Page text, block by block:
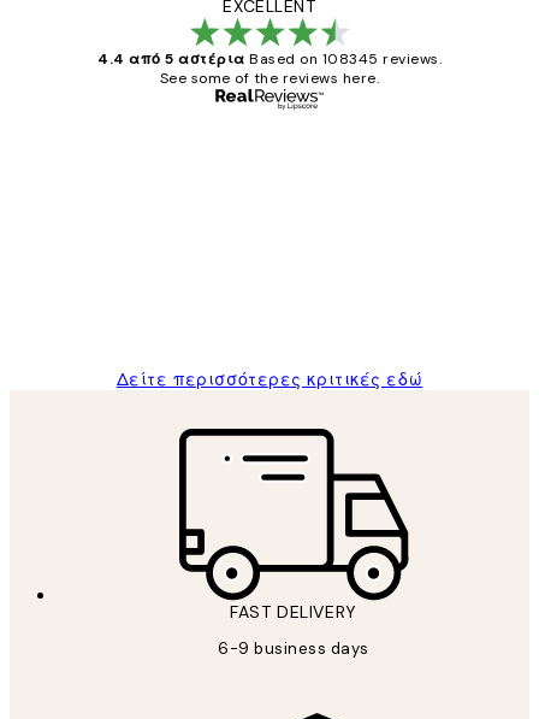
EXCELLENT
4.4 από 5 αστέρια Based on 108345 reviews.
See some of the reviews here.
Δείτε περισσότερες κριτικές εδώ
FAST DELIVERY
6-9 business days